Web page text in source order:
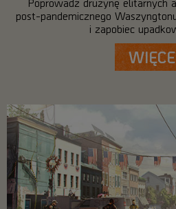
post-pandemicznego
i zapobiec